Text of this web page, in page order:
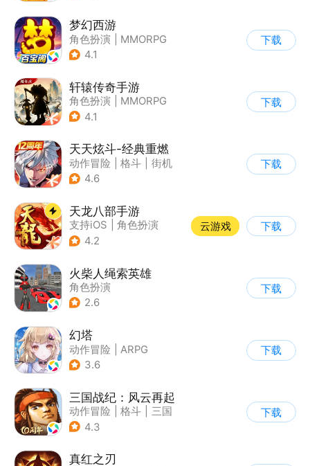
梦幻西游
角色扮演
MMORPG
| 西游
4.1
下载
轩辕传奇手游
角色扮演
MMORPG
| 神话
4.1
下载
天天炫斗-经典重燃
动作冒险 格斗
街机
| 动漫
4.6
下载
天龙八部手游
支持iOS
角色扮演
| MMORPG
4.2
云游戏 下载
火柴人绳索英雄
角色扮演
| 第三人称射击
2.6
下载
幻塔
动作冒险
ARPG
| 奇幻
3.6
下载
三国战纪：风云再起
动作冒险 格斗
三国
| 横版过关
4.3
下载
真红之刃